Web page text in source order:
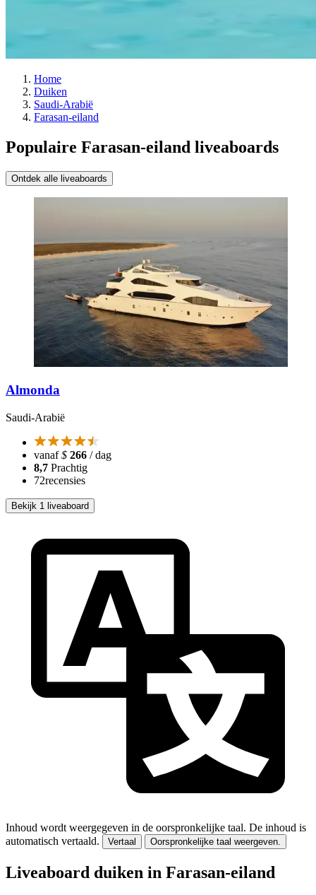
Home
Duiken
Saudi-Arabië
Farasan-eiland
Populaire Farasan-eiland liveaboards
Ontdek alle liveaboards
Almonda
Saudi-Arabië
vanaf$ 266 / dag
8,7 Prachtig
72recensies
Bekijk 1 liveaboard
Inhoud wordt weergegeven in de oorspronkelijke taal. De inhoud is
automatisch vertaald.
Vertaal Oorspronkelijke taal weergeven.
Liveaboard duiken in Farasan-eiland